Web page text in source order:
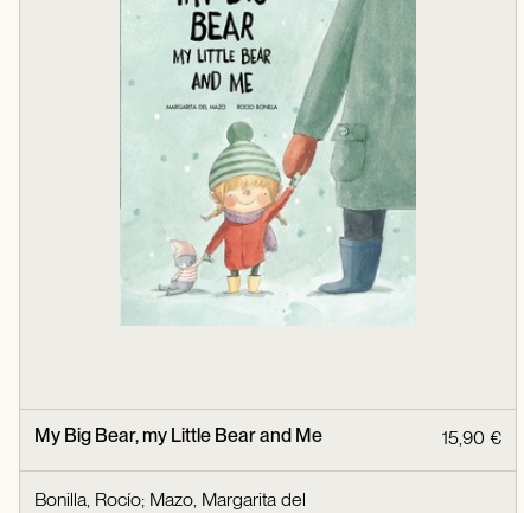
My Big Bear, my Little Bear and Me 15,90 €
Bonilla, Rocío; Mazo, Margarita del